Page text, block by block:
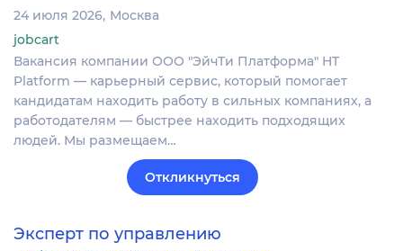
24 июля 2026 Москва
jobcart
Вакансия компании ООО "ЭйчТи Платформа" HT
Platform — карьерный сервис, который помогает
кандидатам находить работу в сильных компаниях, а
работодателям — быстрее находить подходящих
людей. Мы размещаем…
Откликнуться
Эксперт по управлению